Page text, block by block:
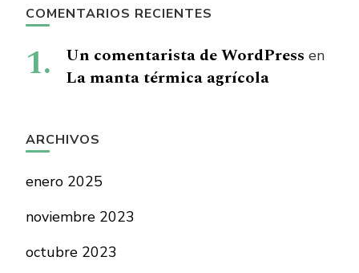
COMENTARIOS RECIENTES
Un comentarista de WordPress en
La manta térmica agrícola
ARCHIVOS
enero 2025
noviembre 2023
octubre 2023